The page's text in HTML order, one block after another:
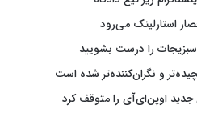
سبزیجات را درست بشویید
و نگران‌کننده‌تر شده است
اوپن‌ای‌آی را متوقف کرد